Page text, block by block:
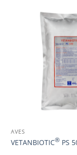
AVES
VETANBIOTIC® PS